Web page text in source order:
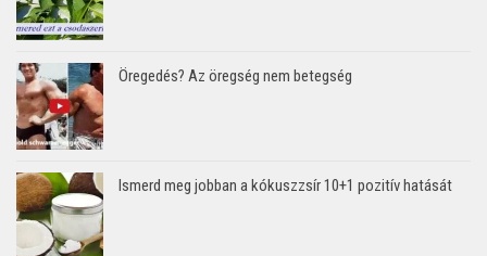
Öregedés? Az öregség nem betegség
Ismerd meg jobban a kókuszzsír 10+1 pozitív hatását